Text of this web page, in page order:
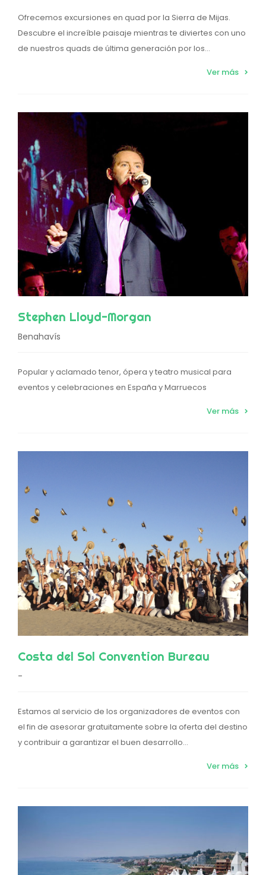
Ofrecemos excursiones en quad por la Sierra de Mijas.
Descubre el increíble paisaje mientras te diviertes con uno
de nuestros quads de última generación por los...
Ver más
Stephen Lloyd-Morgan
Benahavís
Popular y aclamado tenor, ópera y teatro musical para
eventos y celebraciones en España y Marruecos
Ver más
Costa del Sol Convention Bureau
-
Estamos al servicio de los organizadores de eventos con
el fin de asesorar gratuitamente sobre la oferta del destino
y contribuir a garantizar el buen desarrollo...
Ver más